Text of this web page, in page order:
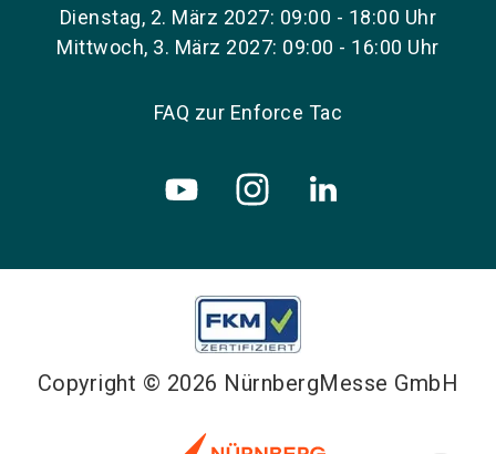
Dienstag, 2. März 2027: 09:00 - 18:00 Uhr
Mittwoch, 3. März 2027: 09:00 - 16:00 Uhr
FAQ zur Enforce Tac
Copyright © 2026 NürnbergMesse GmbH